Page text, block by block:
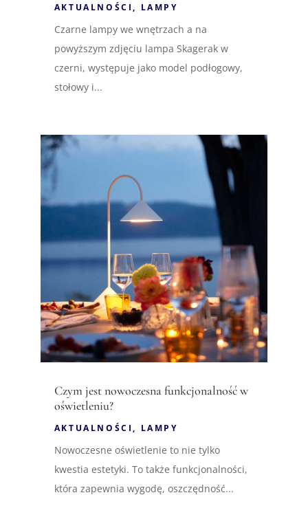
AKTUALNOŚCI, LAMPY
Czarne lampy we wnętrzach a na
powyższym zdjęciu lampa Skagerak w
czerni, występuje jako model podłogowy,
stołowy i...
Czym jest nowoczesna funkcjonalność w
oświetleniu?
AKTUALNOŚCI, LAMPY
Nowoczesne oświetlenie to nie tylko
kwestia estetyki. To także funkcjonalności,
która zapewnia wygodę, oszczędność...